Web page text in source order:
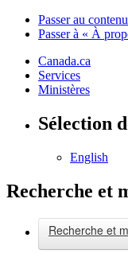
Passer au
Passer à « À
Canada.ca
Services
Ministères
Sélection
English
Recherche et
Recherche et